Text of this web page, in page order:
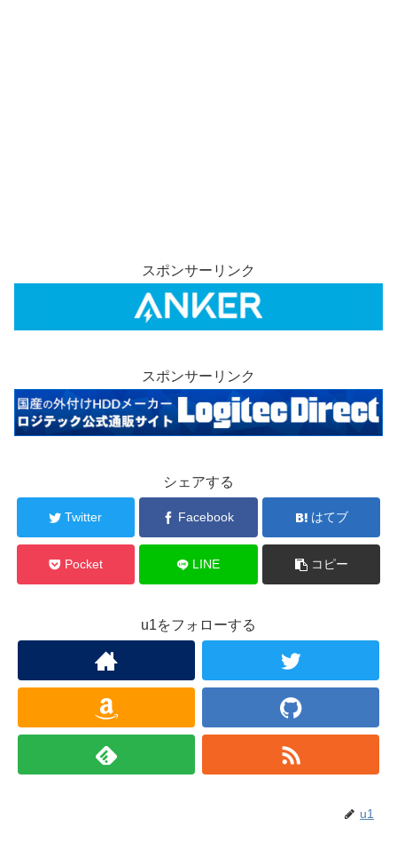
スポンサーリンク
スポンサーリンク
シェアする
Twitter Facebook はてブ
Pocket LINE コピー
u1をフォローする
u1